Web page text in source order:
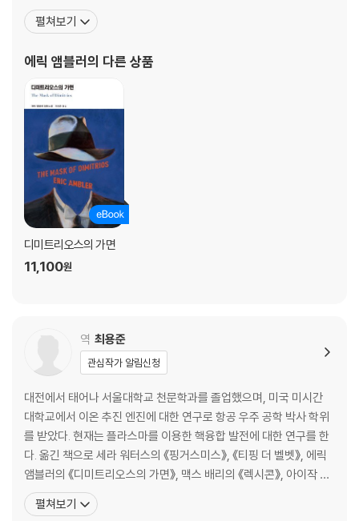
싼 흥미 위주의 스파이 소설들과 결을 달리하는 데뷔작 『어두운 변
경』(1936)에서부터, 이후 1940년까지 5년간 『보기 드문 위험』(19
트리오스의 가면』(1939)
펼쳐보기
에릭 앰블러의 다른 상품
디미트리오스의 가면
11,100원
역 최용준
관심작가 알림신청
대전에서 태어나 서울대학교 천문학과를 졸업했으며, 미국 미시간
대학교에서 이온 추진 엔진에 대한 연구로 항공 우주 공학 박사 학위
를 받았다. 현재는 플라스마를 이용한 핵융합 발전에 대한 연구를 한
다. 옮긴 책으로 세라 워터스의 《핑거스미스》, 《티핑 더 벨벳》, 에릭
앰블러의 《디미트리오스의 가면》, 맥스 배리의 《렉시콘》, 아이작 아
시모프의 《아자젤》, 마이클 프레인의 《곤두박질》, 마이크 레스닉의
《키리냐가》, 루이스 캐럴의 《이상한 나라의 엘리스》, 제임스 매튜 배
펼쳐보기